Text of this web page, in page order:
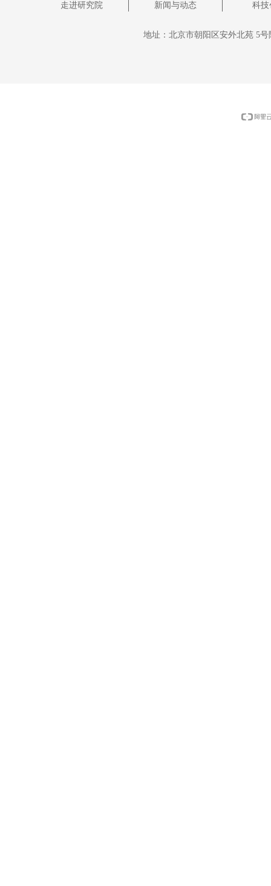
地址： 北京市朝阳区安外北苑 5
走进研究院 新闻与动态 科技